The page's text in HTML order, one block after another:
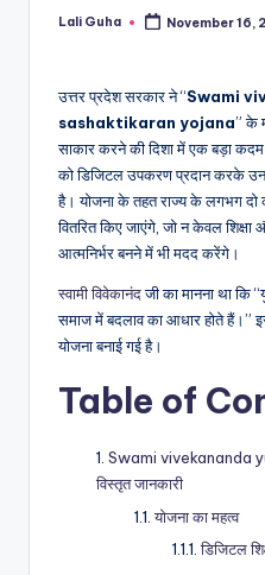
Posted
Lali Guha November 16,
उत्तर प्रदेश सरकार ने “Swami
sashaktikaran yojana” के
साकार करने की दिशा में एक बड़ा
को डिजिटल उपकरण प्रदान करके
है। योजना के तहत राज्य के लगभग दो
वितरित किए जाएंगे, जो न केवल
आत्मनिर्भर बनने में भी मदद करेंगे।
स्वामी विवेकानंदजी का मानना था कि
समाज में बदलाव का आधार होते हैं।”
योजना बनाई गई है।
Table of
Swami vivekananda
विस्तृत जानकारी
योजना का महत्व
डिजिटल